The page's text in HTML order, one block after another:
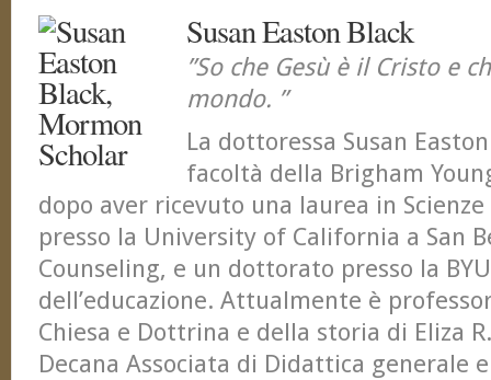
Susan Easton Black
”So che Gesù è il Cristo e
mondo. ”
La dottoressa Susan
facoltà della Brigham
dopo aver ricevuto una laurea in
presso la University of California a San
Counseling, e un dottorato presso la
dell’educazione. Attualmente è
Chiesa e Dottrina e della storia di Eliza
Decana Associata di Didattica generale